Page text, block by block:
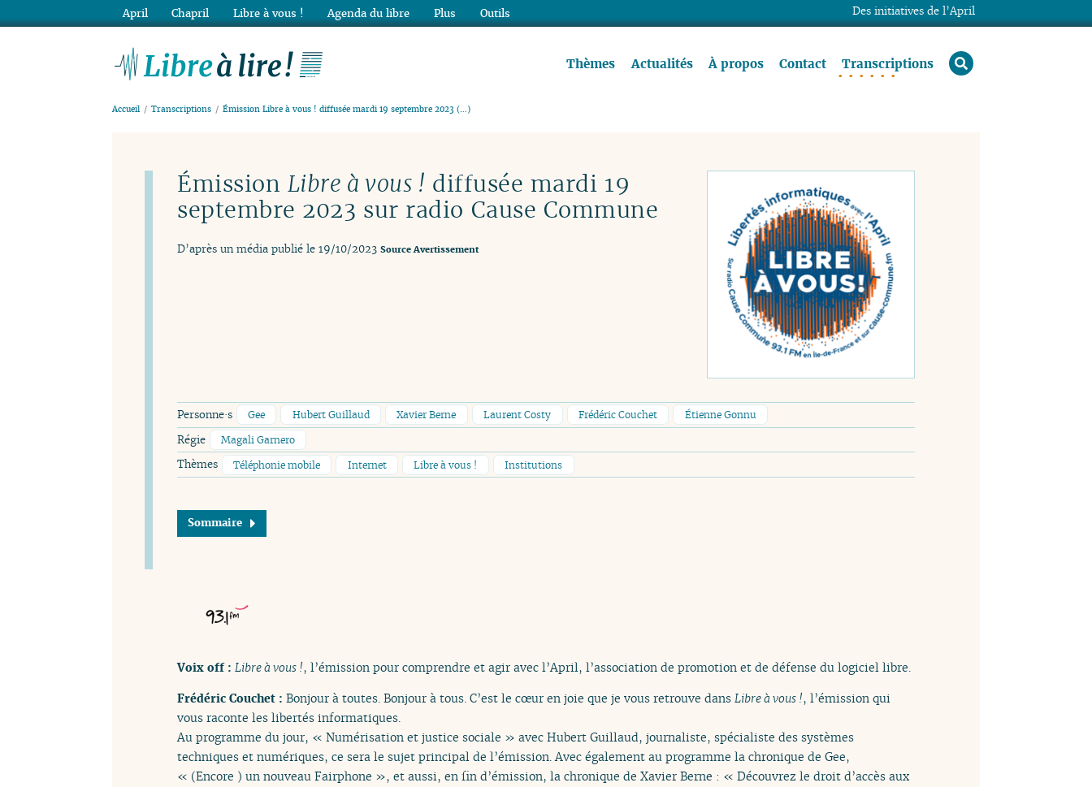
Thèmes Actualités À propos Contact Transcriptions rechercher
Accueil Transcriptions Émission Libre à vous ! diffusée mardi 19 septembre 2023 (…)
Émission Libre à vous ! diffusée mardi 19
septembre 2023 sur radio Cause Commune
D’après un média publié le 19/10/2023 Source Avertissement
Personne·s Gee Hubert Guillaud Xavier Berne Laurent Costy Frédéric Couchet Étienne Gonnu
Régie Magali Garnero
Thèmes Téléphonie mobile Internet Libre à vous ! Institutions
Sommaire
Voix off : Libre à vous !, l’émission pour comprendre et agir avec l’April, l’association de promotion et de défense du logiciel libre.
Frédéric Couchet : Bonjour à toutes. Bonjour à tous. C’est le cœur en joie que je vous retrouve dans Libre à vous !, l’émission qui
vous raconte les libertés informatiques.
Au programme du jour, « Numérisation et justice sociale » avec Hubert Guillaud, journaliste, spécialiste des systèmes
techniques et numériques, ce sera le sujet principal de l’émission. Avec également au programme la chronique de Gee,
« (Encore ) un nouveau Fairphone », et aussi, en fin d’émission, la chronique de Xavier Berne : « Découvrez le droit d’accès aux
Des initiatives de l’April
April Chapril Libre à vous ! Agenda du libre Plus Outils